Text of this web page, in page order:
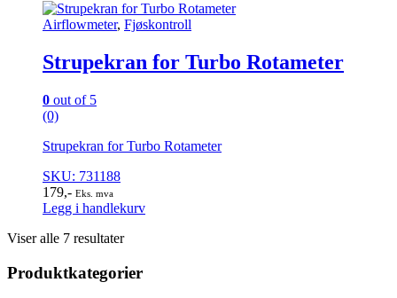
Airflowmeter, Fjøskontroll
Strupekran for Turbo Rotameter
0 out of 5
(0)
Strupekran for Turbo Rotameter
SKU: 731188
179,- Eks. mva
Legg i handlekurv
Viser alle 7 resultater
Produktkategorier